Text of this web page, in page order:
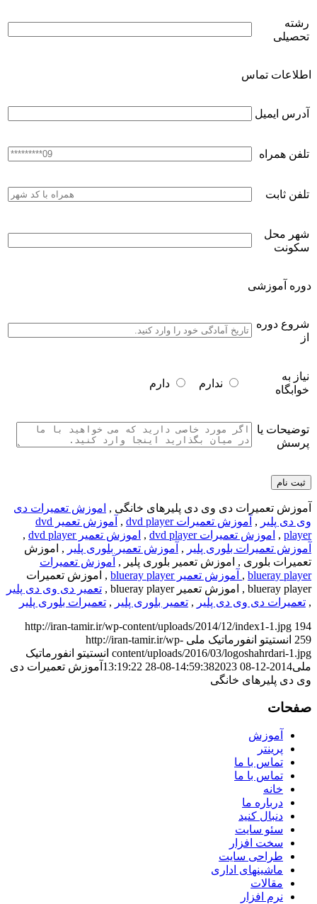
رشته
تحصیلی
اطلاعات تماس
آدرس ایمیل
تلفن همراه
تلفن ثابت
شهر محل
سکونت
دوره آموزشی
شروع دوره
از
نیاز به
خوابگاه
ندارم دارم
توضیحات یا
پرسش
آموزش تعمیرات دی وی دی پلیرهای خانگی , اموزش تعمیرات دی
وی دی پلیر , آموزش تعمیرات dvd player ,
آموزش تعمیر dvd
player
, اموزش تعمیرات dvd player , اموزش تعمیر dvd player
,
آموزش تعمیرات بلوری پلیر , آموزش تعمیر بلوری پلیر , اموزش
تعمیرات بلوری , اموزش تعمیر بلوری پلیر , آموزش تعمیرات
blueray player
, آموزش تعمیر blueray player
, اموزش تعمیرات
blueray player , اموزش تعمیر blueray player ,
تعمیر دی وی دی پلیر
, تعمیرات دی وی دی پلیر , تعمیر بلوری پلیر , تعمیرات بلوری پلیر
http://iran-tamir.ir/wp-content/uploads/2014/12/index1-1.jpg 194
259 انستیتو انفورماتیک ملی http://iran-tamir.ir/wp-
content/uploads/2016/03/logoshahrdari-1.jpg انستیتو انفورماتیک
ملی2014-12-08 14:59:38
2023-08-28 13:19:22
آموزش تعمیرات دی
وی دی پلیرهای خانگی
صفحات
آموزش
پرینتر
تماس با ما
تماس با ما
خانه
درباره ما
دنبال کنید
سئو سایت
سخت افزار
طراحی سایت
ماشینهای اداری
مقالات
نرم افزار